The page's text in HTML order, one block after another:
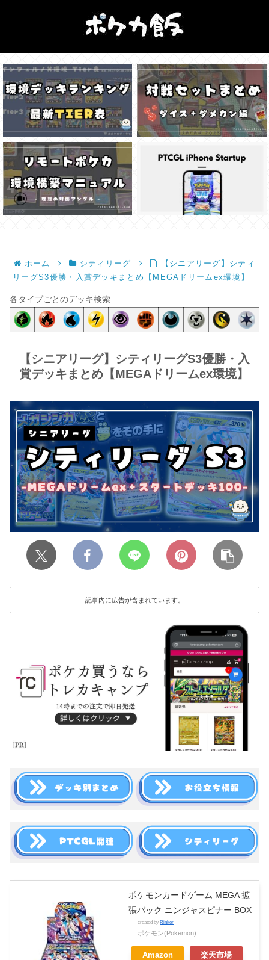
ホーム シティリーグ
【シニアリーグ】シティ
リーグS3優勝・入賞デッキまとめ【MEGAドリームex環境】
各タイプごとのデッキ検索
【シニアリーグ】シティリーグS3優勝・入
賞デッキまとめ【MEGAドリームex環境】
記事内に広告が含まれています。
ポケモンカードゲーム MEGA 拡
張パック ニンジャスピナー BOX
created by Rinker
ポケモン(Pokemon)
Amazon 楽天市場